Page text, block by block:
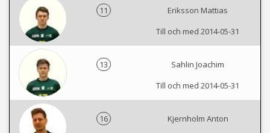
11
Eriksson Mattias
Till och med 2014-05-31
13
Sahlin Joachim
Till och med 2014-05-31
16
Kjernholm Anton